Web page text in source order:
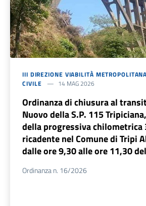
III DIREZIONE VIABILITÀ
CIVILE
14 MAG 2026
Ordinanza di chiusura al
Nuovo della S.P. 115
della progressiva chilometrica
ricadente nel Comune di Tripi
dalle ore 9,30 alle ore 11,30
Ordinanza n. 16/2026